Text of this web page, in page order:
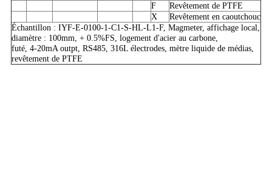
F
Revêtement de PTFE
X
Revêtement en caoutchouc
Échantillon : IYF-E-0100-1-C1-S-HL-L1-F, Magmeter, affichage local,
diamètre : 100mm, + 0.5%FS, logement d'acier au carbone,
futé, 4-20mA outpt, RS485, 316L électrodes, mètre liquide de médias,
revêtement de PTFE